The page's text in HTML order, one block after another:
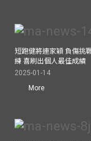
短跑健將連家穎 負傷挑
練 喜刷出個人最佳成績
2025-01-14
More